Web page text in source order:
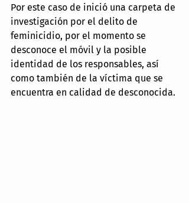
Por este caso de inició una carpeta de
investigación por el delito de
feminicidio, por el momento se
desconoce el móvil y la posible
identidad de los responsables, así
como también de la víctima que se
encuentra en calidad de desconocida.